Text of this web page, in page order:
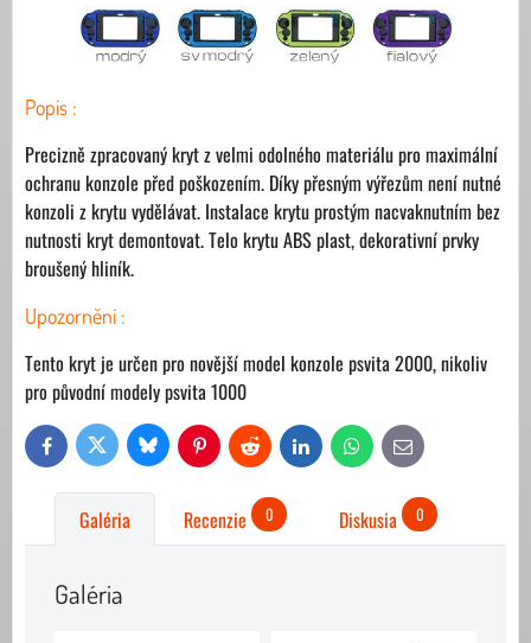
Popis :
Precizně zpracovaný kryt z velmi odolného materiálu pro maximální
ochranu konzole před poškozením. Díky přesným výřezům není nutné
konzoli z krytu vydělávat. Instalace krytu prostým nacvaknutním bez
nutnosti kryt demontovat. Telo krytu ABS plast, dekorativní prvky
broušený hliník.
Upozornění :
Tento kryt je určen pro novější model konzole psvita 2000, nikoliv
pro původní modely psvita 1000
FacebookTwitter Bluesky PinterestReddit LinkedIn WhatsAppE-
mail
Galéria Recenzie 0 Diskusia 0
Galéria